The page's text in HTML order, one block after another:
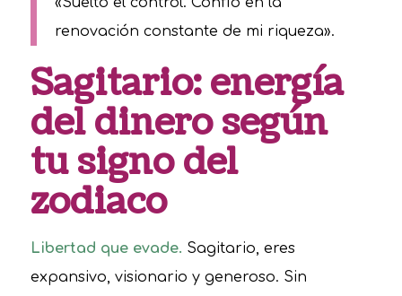
renovación constante de mi riqueza».
Sagitario: energía
del dinero según
tu signo del
zodiaco
Libertad que evade. Sagitario, eres
expansivo, visionario y generoso. Sin